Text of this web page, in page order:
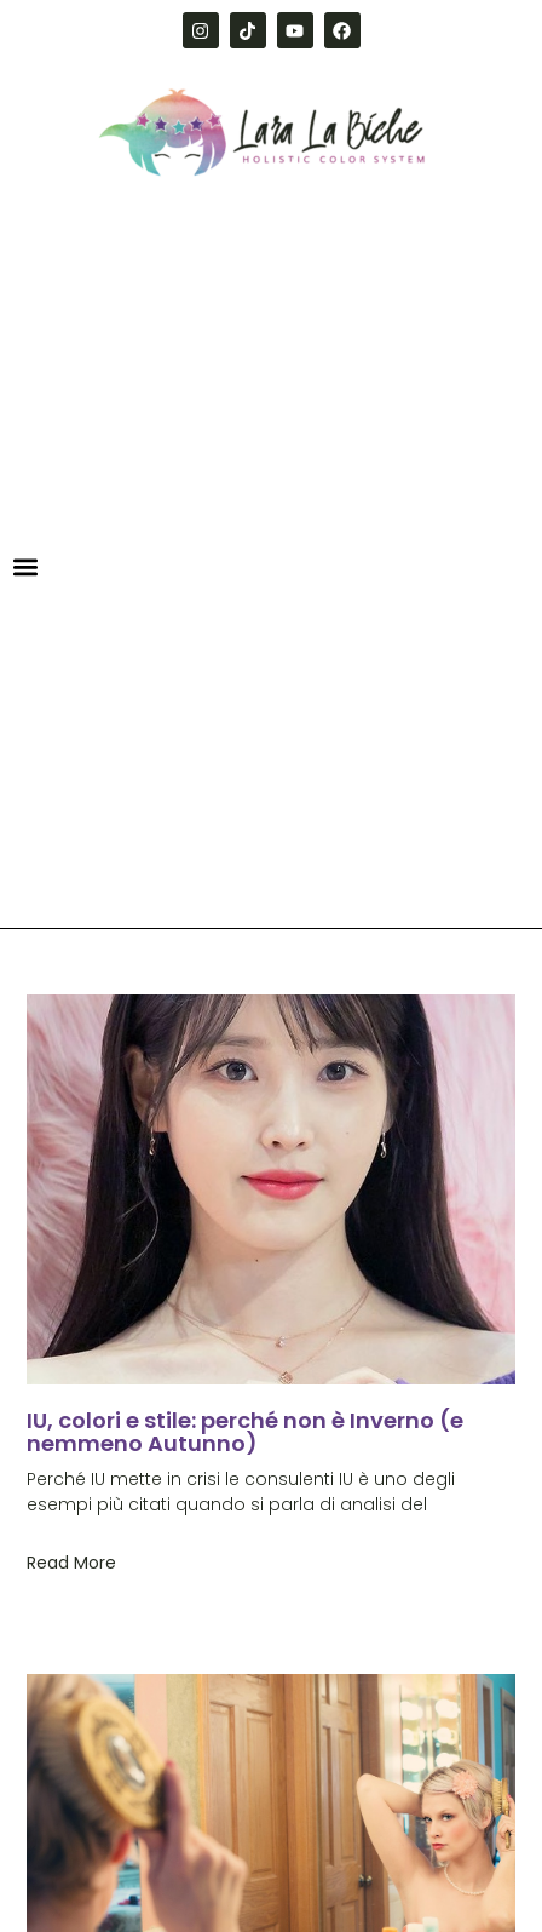
IU, colori e stile: perché non è Inverno (e
nemmeno Autunno)
Perché IU mette in crisi le consulenti IU è uno degli
esempi più citati quando si parla di analisi del
Read More